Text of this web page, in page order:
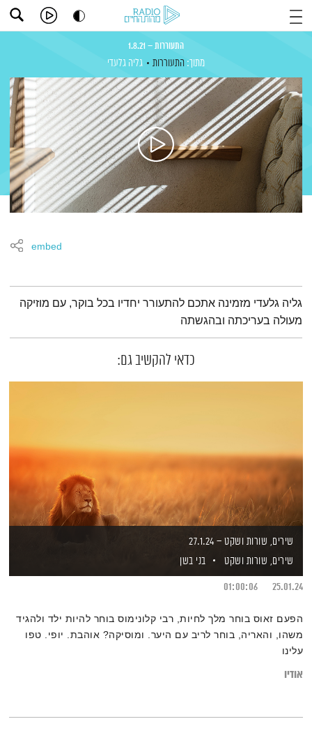
התעוררות – 1.8.21
מתוך: התעוררות גליה גלעדי
embed
תמצית הפודקאסט
גליה גלעדי מזמינה אתכם להתעורר יחדיו בכל בוקר, עם מוזיקה
מעולה בעריכתה ובהגשתה
כדאי להקשיב גם:
שירים, שורות ושקט – 27.1.24
שירים, שורות ושקט
בני בשן
25.01.24
01:00:06
הפעם זאוס בוחר מלך לחיות, רבי קלונימוס בוחר להיות ילד ולהגיד
משהו, והאריה, בוחר לריב עם היער. ומוסיקה? אוהבת. יופי. טפו
עלינו
אודיו